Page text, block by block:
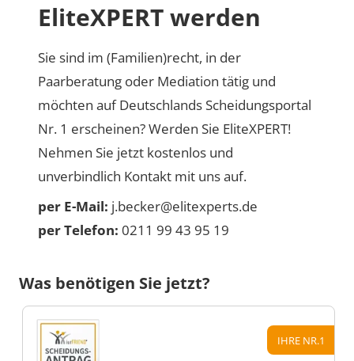
EliteXPERT werden
Sie sind im (Familien)recht, in der
Paarberatung oder Mediation tätig und
möchten auf Deutschlands Scheidungsportal
Nr. 1 erscheinen? Werden Sie EliteXPERT!
Nehmen Sie jetzt kostenlos und
unverbindlich Kontakt mit uns auf.
per E-Mail: j.becker@elitexperts.de
per Telefon: 0211 99 43 95 19
Was benötigen Sie jetzt?
IHRE NR.1